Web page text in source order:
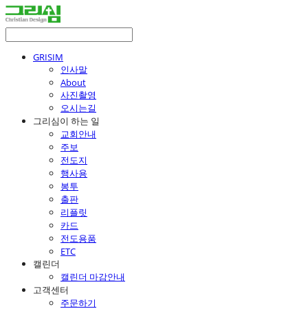
GRISIM
인사말
About
사진촬영
오시는길
그리심이 하는 일
교회안내
주보
전도지
행사용
봉투
출판
리플릿
카드
전도용품
ETC
캘린더
캘린더 마감안내
고객센터
주문하기